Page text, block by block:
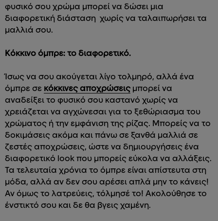
φυσικό σου χρώμα μπορεί να δώσει μια
διαφορετική διάσταση χωρίς να ταλαιπωρήσει τα
μαλλιά σου.
Κόκκινο όμπρε: το διαφορετικό.
Ίσως να σου ακούγεται λίγο τολμηρό, αλλά ένα
όμπρε σε κόκκινες αποχρώσεις μπορεί να
αναδείξει το φυσικό σου καστανό χωρίς να
χρειάζεται να αγχώνεσαι για το ξεθώριασμα του
χρώματος ή την εμφάνιση της ρίζας. Μπορείς να το
δοκιμάσεις ακόμα και πάνω σε ξανθά μαλλιά σε
ζεστές αποχρώσεις, ώστε να δημιουργήσεις ένα
διαφορετικό look που μπορείς εύκολα να αλλάξεις.
Τα τελευταία χρόνια το όμπρε είναι απίστευτα στη
μόδα, αλλά αν δεν σου αρέσει απλά μην το κάνεις!
Αν όμως το λατρεύεις, τόλμησέ το! Ακολούθησε το
ένστικτό σου και δε θα βγεις χαμένη.